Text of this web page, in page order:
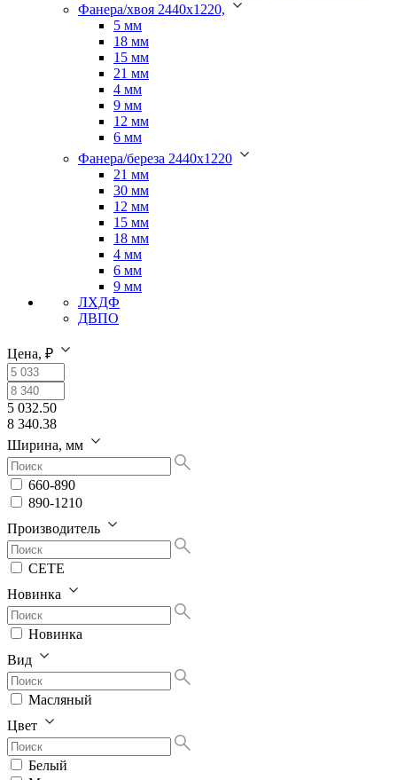
Фанера/хвоя 2440х1220,
5 мм
18 мм
15 мм
21 мм
4 мм
9 мм
12 мм
6 мм
Фанера/береза 2440х1220
21 мм
30 мм
12 мм
15 мм
18 мм
4 мм
6 мм
9 мм
ЛХДФ
ДВПО
Цена, ₽
5 032.50
8 340.38
Ширина, мм
660-890
890-1210
Производитель
СЕТЕ
Новинка
Новинка
Вид
Масляный
Цвет
Белый